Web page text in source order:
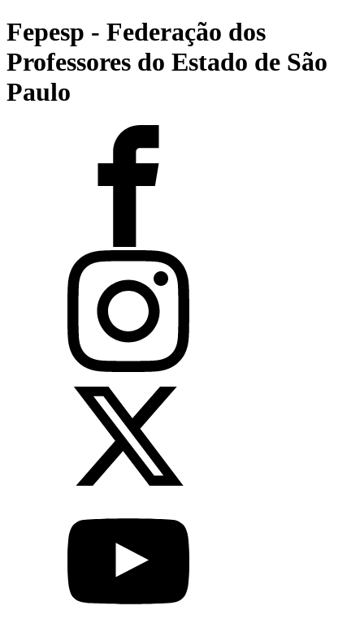
Fepesp - Federação dos
Professores do Estado de São
Paulo